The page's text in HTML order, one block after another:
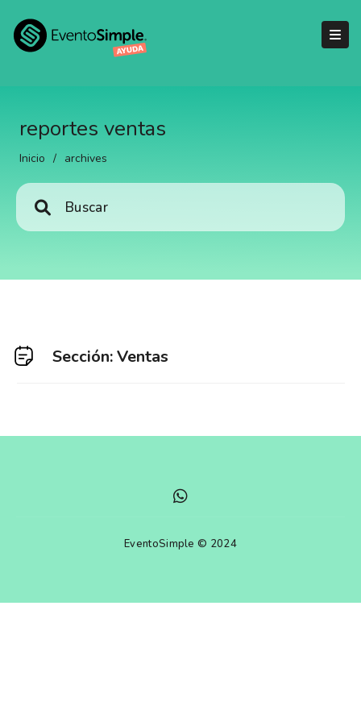
reportes ventas
Inicio / archives
Sección: Ventas
EventoSimple © 2024